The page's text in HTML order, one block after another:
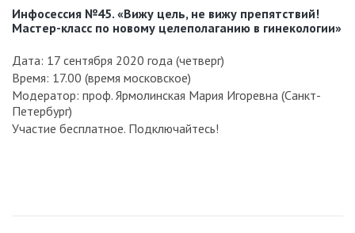
Инфосессия №45. «Вижу цель, не вижу препятствий!
Мастер-класс по новому целеполаганию в гинекологии»
Дата: 17 сентября 2020 года (четверг)
Время: 17.00 (время московское)
Модератор: проф. Ярмолинская Мария Игоревна (Санкт-
Петербург)
Участие бесплатное. Подключайтесь!